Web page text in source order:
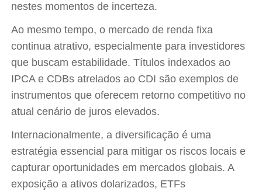
nestes momentos de incerteza.
Ao mesmo tempo, o mercado de renda fixa
continua atrativo, especialmente para investidores
que buscam estabilidade. Títulos indexados ao
IPCA e CDBs atrelados ao CDI são exemplos de
instrumentos que oferecem retorno competitivo no
atual cenário de juros elevados.
Internacionalmente, a diversificação é uma
estratégia essencial para mitigar os riscos locais e
capturar oportunidades em mercados globais. A
exposição a ativos dolarizados, ETFs